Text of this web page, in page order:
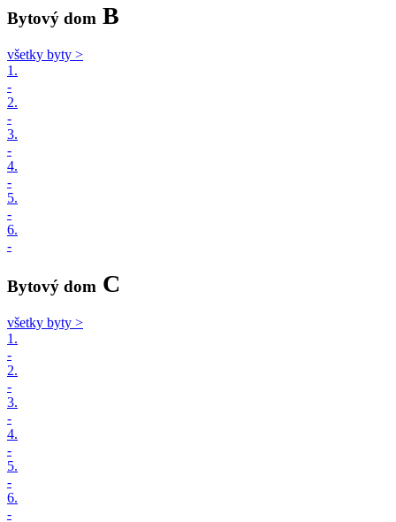
Bytový dom B
všetky byty >
1.
-
2.
-
3.
-
4.
-
5.
-
6.
-
Bytový dom C
všetky byty >
1.
-
2.
-
3.
-
4.
-
5.
-
6.
-